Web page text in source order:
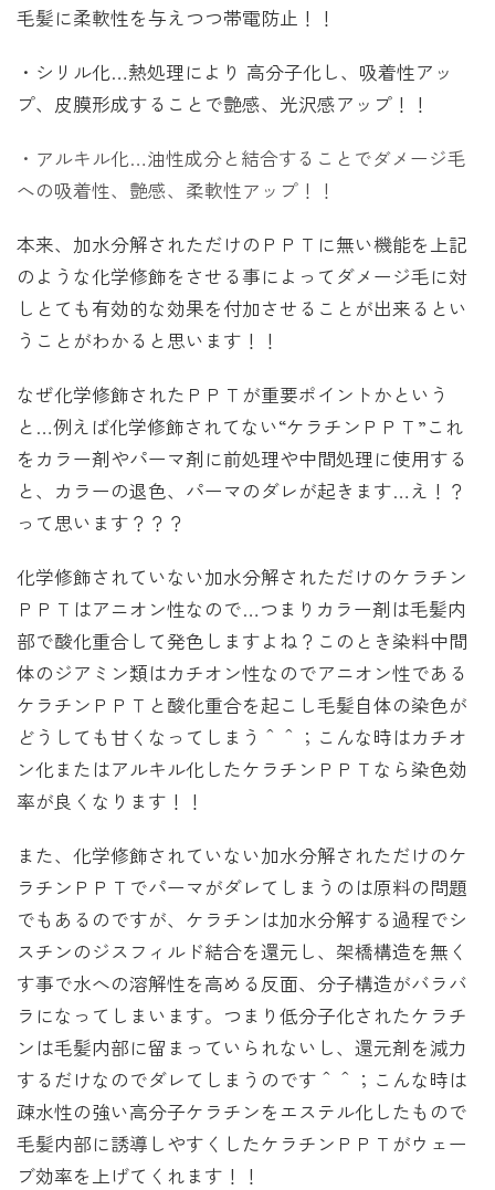
毛髪に柔軟性を与えつつ帯電防止！！
・シリル化…熱処理により 高分子化し、吸着性アッ
プ、皮膜形成することで艶感、光沢感アップ！！
・アルキル化…油性成分と結合することでダメージ毛
への吸着性、艶感、柔軟性アップ！！
本来、加水分解されただけのＰＰＴに無い機能を上記
のような化学修飾をさせる事によってダメージ毛に対
しとても有効的な効果を付加させることが出来るとい
うことがわかると思います！！
なぜ化学修飾されたＰＰＴが重要ポイントかという
と…例えば化学修飾されてない“ケラチンＰＰＴ”これ
をカラー剤やパーマ剤に前処理や中間処理に使用する
と、カラーの退色、パーマのダレが起きます…え！？
って思います？？？
化学修飾されていない加水分解されただけのケラチン
ＰＰＴはアニオン性なので…つまりカラー剤は毛髪内
部で酸化重合して発色しますよね？このとき染料中間
体のジアミン類はカチオン性なのでアニオン性である
ケラチンＰＰＴと酸化重合を起こし毛髪自体の染色が
どうしても甘くなってしまう＾＾；こんな時はカチオ
ン化またはアルキル化したケラチンＰＰＴなら染色効
率が良くなります！！
また、化学修飾されていない加水分解されただけのケ
ラチンＰＰＴでパーマがダレてしまうのは原料の問題
でもあるのですが、ケラチンは加水分解する過程でシ
スチンのジスフィルド結合を還元し、架橋構造を無く
す事で水への溶解性を高める反面、分子構造がバラバ
ラになってしまいます。つまり低分子化されたケラチ
ンは毛髪内部に留まっていられないし、還元剤を減力
するだけなのでダレてしまうのです＾＾；こんな時は
疎水性の強い高分子ケラチンをエステル化したもので
毛髪内部に誘導しやすくしたケラチンＰＰＴがウェー
ブ効率を上げてくれます！！